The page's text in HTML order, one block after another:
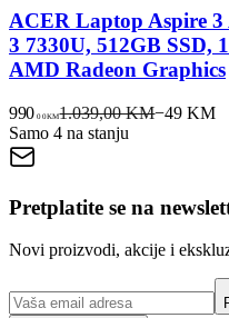
ACER Laptop Aspire
3 7330U, 512GB SSD,
AMD Radeon Graphics
990 00KM1.039,00 KM−49 KM
Samo 4 na stanju
Pretplatite se na
Novi proizvodi, akcije i